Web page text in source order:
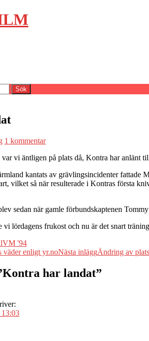
1 kommentar
var vi äntligen på plats då, Kontra har anlänt
kantats av grävlingsincidenter fattade
vilket så när resulterade i Kontras första
sedan när gamle förbundskaptenen
vi lördagens frukost och nu är det snart
VM '94
väder enligt yr.noNästa inläggÄndring av
har landat”